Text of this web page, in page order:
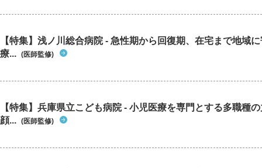
【特集】浅ノ川総合病院 - 急性期から回復期、在宅まで地域
療... (医師監修)
【特集】兵庫県立こども病院 - 小児医療を専門とする多職種
顔... (医師監修)